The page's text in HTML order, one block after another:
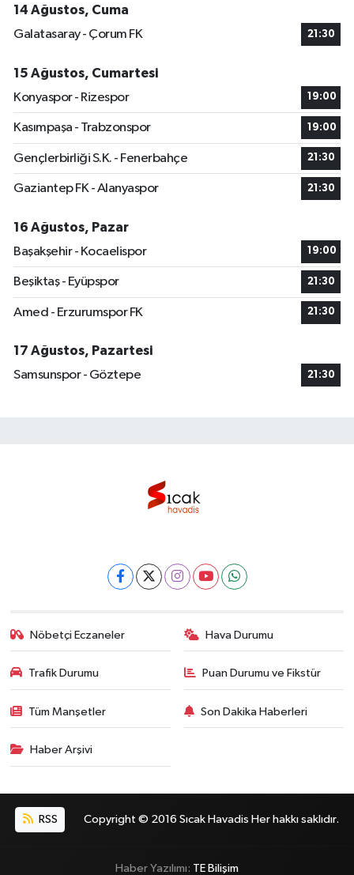
14 Ağustos, Cuma
Galatasaray - Çorum FK
21:30
15 Ağustos, Cumartesi
Konyaspor - Rizespor
19:00
Kasımpaşa - Trabzonspor 19:00
Gençlerbirliği S.K. - Fenerbahçe 21:30
Gaziantep FK - Alanyaspor 21:30
16 Ağustos, Pazar
Başakşehir - Kocaelispor
19:00
Beşiktaş - Eyüpspor 21:30
Amed - Erzurumspor FK 21:30
17 Ağustos, Pazartesi
Samsunspor - Göztepe
21:30
Nöbetçi Eczaneler Hava Durumu
Trafik Durumu Puan Durumu ve Fikstür
Tüm Manşetler Son Dakika Haberleri
Haber Arşivi
RSS Copyright © 2016 Sıcak Havadis Her hakkı saklıdır.
Haber Yazılımı: TE Bilişim